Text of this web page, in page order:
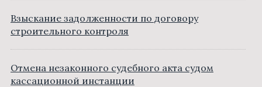
Взыскание задолженности по договору
строительного контроля
Отмена незаконного судебного акта судом
кассационной инстанции